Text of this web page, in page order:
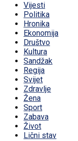
Vijesti
Politika
Hronika
Ekonomija
Društvo
Kultura
Sandžak
Regija
Svijet
Zdravlje
Žena
Sport
Zabava
Život
Lični stav